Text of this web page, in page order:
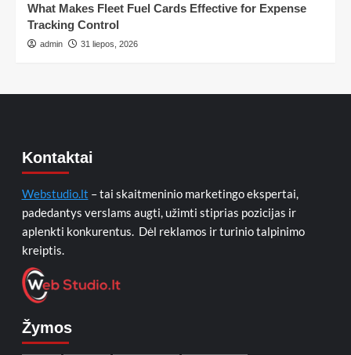
What Makes Fleet Fuel Cards Effective for Expense
Tracking Control
admin 31 liepos, 2026
Kontaktai
Webstudio.lt – tai skaitmeninio marketingo ekspertai,
padedantys verslams augti, užimti stiprias pozicijas ir
aplenkti konkurentus. Dėl reklamos ir turinio talpinimo
kreiptis.
Žymos